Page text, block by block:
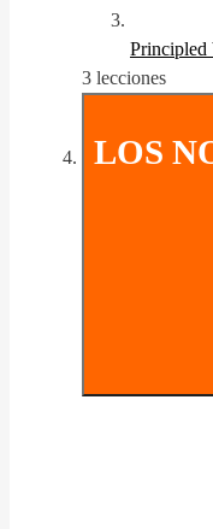
Principled
3 lecciones
LOS